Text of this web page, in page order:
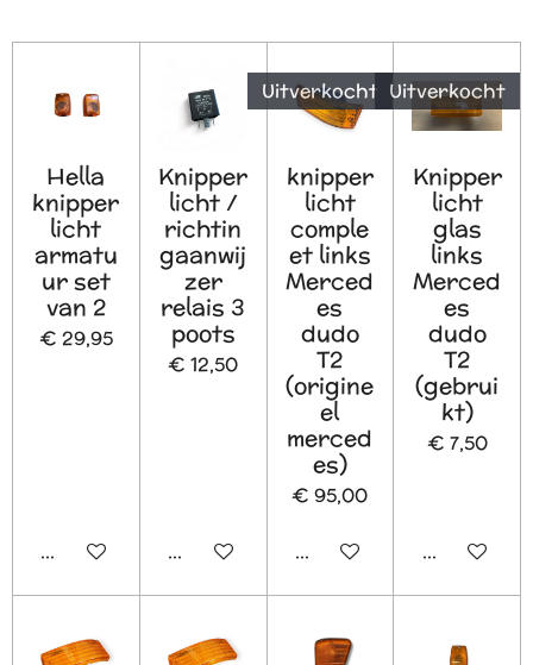
Hella
knipper
licht
armatu
ur set
van 2
€ 29,95
In winkelwagen
Knipper
licht /
richtin
gaanwij
zer
relais 3
poots
€ 12,50
In winkelwagen
Uitverkocht
knipper
licht
comple
et links
Merced
es
dudo
T2
(origine
el
merced
es)
€ 95,00
Houd mij op de hoogte
Uitverkocht
Knipper
licht
glas
links
Merced
es
dudo
T2
(gebrui
kt)
€ 7,50
Houd mij